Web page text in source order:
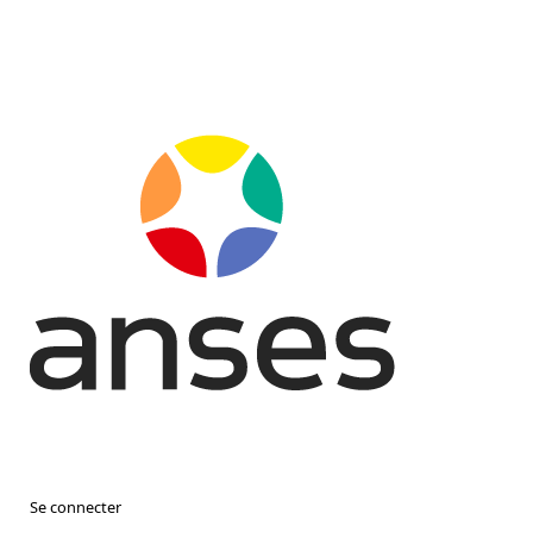
Se connecter